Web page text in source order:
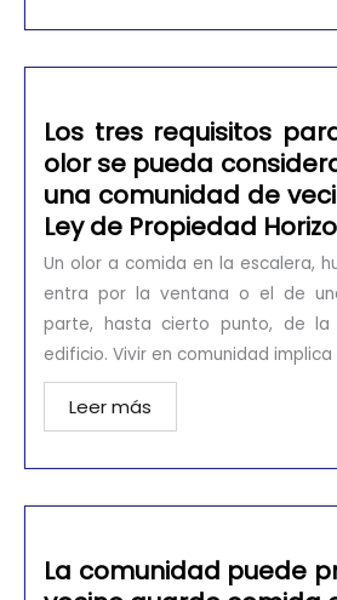
Los tres requisitos
olor se pueda
una comunidad de
Ley de Propiedad
Un olor a comida en la escalera,
entra por la ventana o el de
parte, hasta cierto punto, de la
edificio. Vivir en comunidad implica
Leer más
La comunidad puede